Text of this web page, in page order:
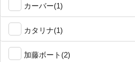
カーバー(1)
カタリナ(1)
加藤ボート(2)